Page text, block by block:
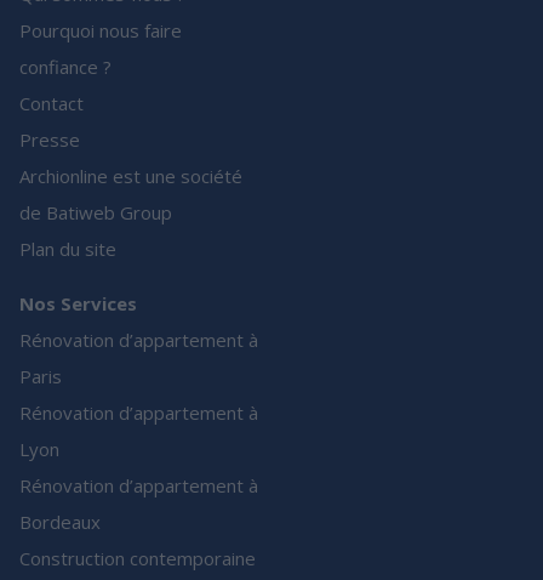
Pourquoi nous faire
confiance ?
Contact
Presse
Archionline est une société
de Batiweb Group
Plan du site
Nos Services
Rénovation d’appartement à
Paris
Rénovation d’appartement à
Lyon
Rénovation d’appartement à
Bordeaux
Construction contemporaine